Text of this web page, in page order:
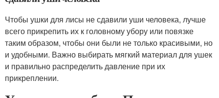
Чтобы ушки для лисы не сдавили уши человека, лучше
всего прикрепить их к головному убору или повязке
таким образом, чтобы они были не только красивыми, но
и удобными. Важно выбирать мягкий материал для ушек
и правильно распределить давление при их
прикреплении.